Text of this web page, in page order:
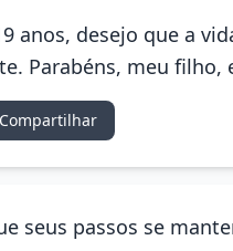
anos, desejo que a
Parabéns, meu
seus passos se